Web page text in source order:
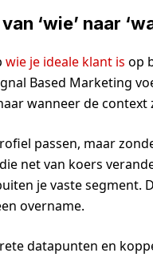
‘wie’ naar
wie je ideale klant is op
Based Marketing
wanneer de context
passen, maar
net van koers
je vaste segment.
overname.
datapunten en